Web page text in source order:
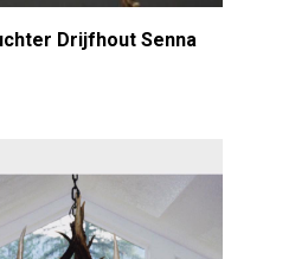
Drijfhout Senna